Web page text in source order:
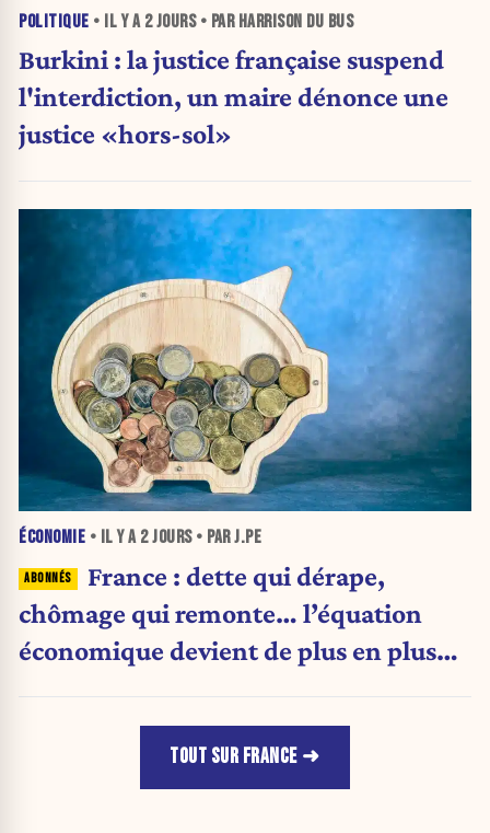
POLITIQUE • IL Y A 2 JOURS• PAR HARRISON DU BUS
Burkini : la justice française suspend
l'interdiction, un maire dénonce une
justice «hors-sol»
ÉCONOMIE • IL Y A 2 JOURS• PAR J.PE
France : dette qui dérape,
chômage qui remonte… l’équation
économique devient de plus en plus
TOUT SUR FRANCE